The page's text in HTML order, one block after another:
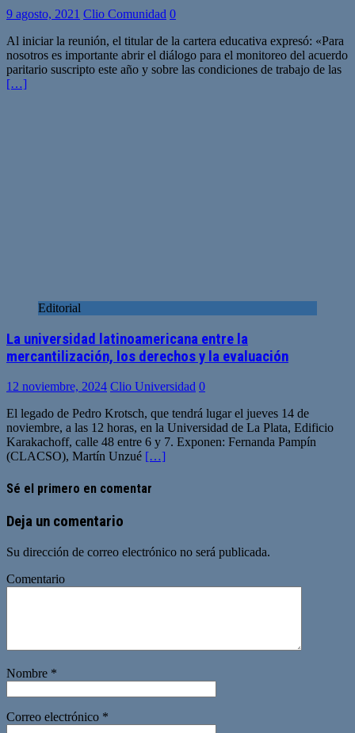
9 agosto, 2021 Clio Comunidad 0
Al iniciar la reunión, el titular de la cartera educativa expresó: «Para
nosotros es importante abrir el diálogo para el monitoreo del acuerdo
paritario suscripto este año y sobre las condiciones de trabajo de las
[…]
Editorial
La universidad latinoamericana entre la
mercantilización, los derechos y la evaluación
12 noviembre, 2024 Clio Universidad 0
El legado de Pedro Krotsch, que tendrá lugar el jueves 14 de
noviembre, a las 12 horas, en la Universidad de La Plata, Edificio
Karakachoff, calle 48 entre 6 y 7. Exponen: Fernanda Pampín
(CLACSO), Martín Unzué […]
Sé el primero en comentar
Deja un comentario
Su dirección de correo electrónico no será publicada.
Comentario
Nombre *
Correo electrónico *